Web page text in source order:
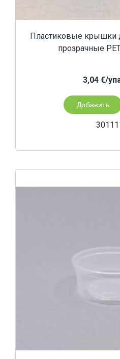
Пластиковые крышки
прозрачные
3,04 €/
Добавить